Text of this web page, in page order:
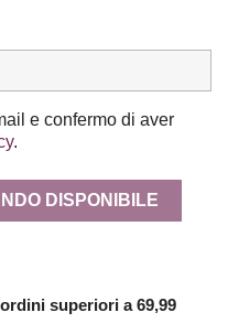
e confermo di aver
.
DISPONIBILE
superiori a 69,99